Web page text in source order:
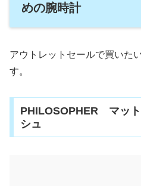
めの腕時計
アウトレットセールで買いた
す。
PHILOSOPHER マッ
シュ